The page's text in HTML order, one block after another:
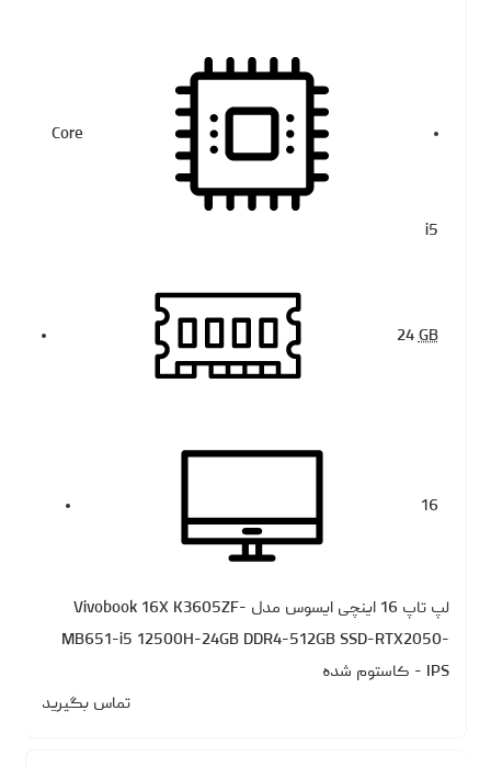
Core
i5
24GB
16
لپ تاپ 16 اینچی ایسوس مدل Vivobook 16X K3605ZF-
MB651-i5 12500H-24GB DDR4-512GB SSD-RTX2050-
IPS - کاستوم شده
تماس بگیرید